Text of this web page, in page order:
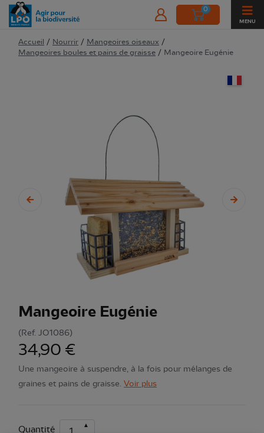
0
MENU
Accueil / Nourrir / Mangeoires oiseaux /
Mangeoires boules et pains de graisse / Mangeoire Eugénie
Mangeoire Eugénie
(Ref. JO1086)
34,90 €
Une mangeoire à suspendre, à la fois pour mélanges de
graines et pains de graisse. Voir plus
Quantité